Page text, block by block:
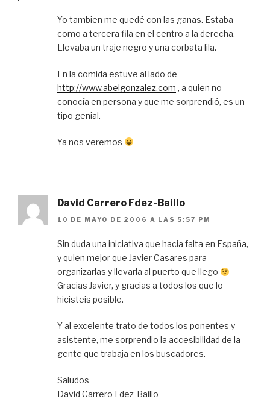
Yo tambien me quedé con las ganas. Estaba
como a tercera fila en el centro a la derecha.
Llevaba un traje negro y una corbata lila.
En la comida estuve al lado de
http://www.abelgonzalez.com , a quien no
conocía en persona y que me sorprendió, es un
tipo genial.
Ya nos veremos
David Carrero Fdez-Baillo
10 DE MAYO DE 2006 A LAS 5:57 PM
Sin duda una iniciativa que hacia falta en España,
y quien mejor que Javier Casares para
organizarlas y llevarla al puerto que llego
Gracias Javier, y gracias a todos los que lo
hicisteis posible.
Y al excelente trato de todos los ponentes y
asistente, me sorprendio la accesibilidad de la
gente que trabaja en los buscadores.
Saludos
David Carrero Fdez-Baillo